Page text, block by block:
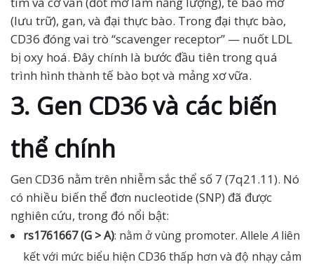
(lưu trữ), gan, và đại thực bào. Trong đại thực bào,
CD36 đóng vai trò “scavenger receptor” — nuốt LDL
bị oxy hoá. Đây chính là bước đầu tiên trong quá
trình hình thành tế bào bọt và mảng xơ vữa.
3. Gen CD36 và các biến
thể chính
Gen CD36 nằm trên nhiễm sắc thể số 7 (7q21.11). Nó
có nhiều biến thể đơn nucleotide (SNP) đã được
nghiên cứu, trong đó nổi bật:
rs1761667 (G > A): nằm ở vùng promoter. Allele A liên
kết với mức biểu hiện CD36 thấp hơn và độ nhạy cảm